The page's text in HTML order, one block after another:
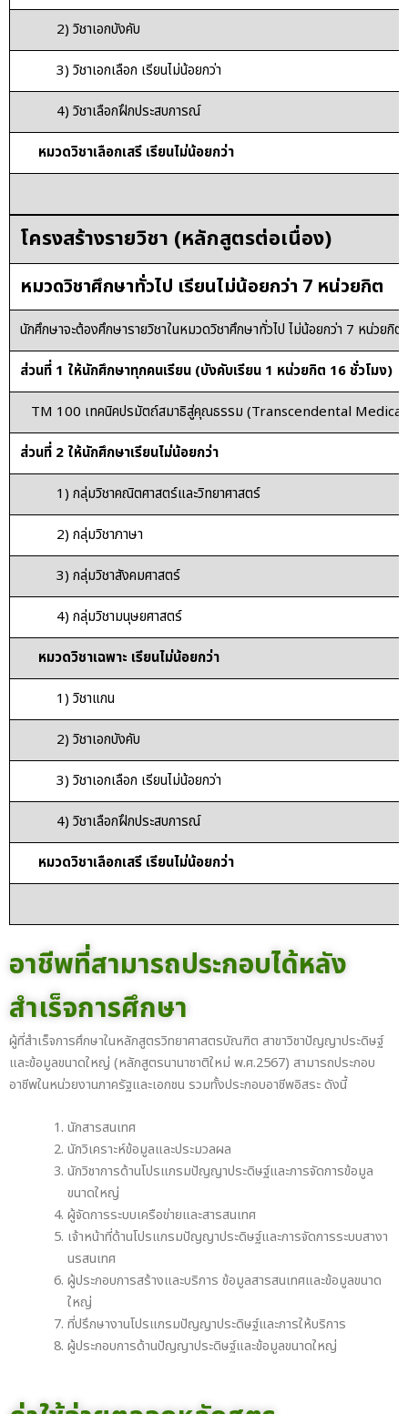
2) วิชาเอกบังคับ
3) วิชาเอกเลือก เรียนไม่น้อยกว่า
4) วิชาเลือกฝึกประสบการณ์
หมวดวิชาเลือกเสรี เรียนไม่น้อยกว่า
โครงสร้างรายวิชา (หลักสูตรต่อเนื่อง)
หมวดวิชาศึกษาทั่วไป เรียนไม่น้อยกว่า 7 หน่วยกิต
นักศึกษาจะต้องศึกษารายวิชาในหมวดวิชาศึกษาทั่วไป ไม่น้อยกว่า 7 หน่วยกิ
ส่วนที่ 1 ให้นักศึกษาทุกคนเรียน (บังคับเรียน 1 หน่วยกิต 16 ชั่วโมง)
TM 100 เทคนิคปรมัตถ์สมาธิสู่คุณธรรม (Transcendental
ส่วนที่ 2 ให้นักศึกษาเรียนไม่น้อยกว่า
1) กลุ่มวิชาคณิตศาสตร์และวิทยาศาสตร์
2) กลุ่มวิชาภาษา
3) กลุ่มวิชาสังคมศาสตร์
4) กลุ่มวิชามนุษยศาสตร์
หมวดวิชาเฉพาะ เรียนไม่น้อยกว่า
1) วิชาแกน
2) วิชาเอกบังคับ
3) วิชาเอกเลือก เรียนไม่น้อยกว่า
4) วิชาเลือกฝึกประสบการณ์
หมวดวิชาเลือกเสรี เรียนไม่น้อยกว่า
อาชีพที่สามารถประกอบได้หลัง
สำเร็จการศึกษา
ผู้ที่สำเร็จการศึกษาในหลักสูตรวิทยาศาสตรบัณฑิต สาขาวิชาปัญญาประดิษฐ์
และข้อมูลขนาดใหญ่ (หลักสูตรนานาชาติใหม่ พ.ศ.2567) สามารถประกอบ
อาชีพในหน่วยงานภาครัฐและเอกชน รวมทั้งประกอบอาชีพอิสระ ดังนี้
นักสารสนเทศ
นักวิเคราะห์ข้อมูลและประมวลผล
นักวิชาการด้านโปรแกรมปัญญาประดิษฐ์และการจัดการข้อมูล
ขนาดใหญ่
ผู้จัดการระบบเครือข่ายและสารสนเทศ
เจ้าหน้าที่ด้านโปรแกรมปัญญาประดิษฐ์และการจัดการระบบสางา
นรสนเทศ
ผู้ประกอบการสร้างและบริการ ข้อมูลสารสนเทศและข้อมูลขนาด
ใหญ่
ที่ปรึกษางานโปรแกรมปัญญาประดิษฐ์และการให้บริการ
ผู้ประกอบการด้านปัญญาประดิษฐ์และข้อมูลขนาดใหญ่